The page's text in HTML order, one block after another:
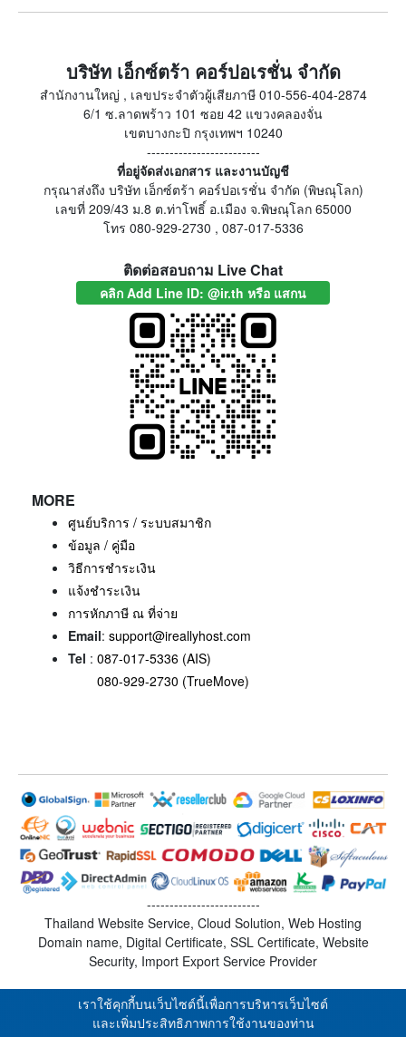
บริษัท เอ็กซ์ตร้า คอร์ปอเรชั่น จำกัด
สำนักงานใหญ่ , เลขประจำตัวผู้เสียภาษี 010-556-404-2874
6/1 ซ.ลาดพร้าว 101 ซอย 42 แขวงคลองจั่น
เขตบางกะปิ กรุงเทพฯ 10240
-------------------------
ที่อยู่จัดส่งเอกสาร และงานบัญชี
กรุณาส่งถึง บริษัท เอ็กซ์ตร้า คอร์ปอเรชั่น จำกัด (พิษณุโลก)
เลขที่ 209/43 ม.8 ต.ท่าโพธิ์ อ.เมือง จ.พิษณุโลก 65000
โทร 080-929-2730 , 087-017-5336
ติดต่อสอบถาม Live Chat
คลิก Add Line ID: @ir.th หรือ แสกน
MORE
ศูนย์บริการ / ระบบสมาชิก
ข้อมูล / คู่มือ
วิธีการชำระเงิน
แจ้งชำระเงิน
การหักภาษี ณ ที่จ่าย
Email: support@ireallyhost.com
Tel : 087-017-5336 (AIS)
080-929-2730 (TrueMove)
-------------------------
Thailand Website Service, Cloud Solution, Web Hosting
Domain name, Digital Certificate, SSL Certificate, Website
Security, Import Export Service Provider
เราใช้คุกกี้บนเว็บไซต์นี้เพื่อการบริหารเว็บไซต์
และเพิ่มประสิทธิภาพการใช้งานของท่าน